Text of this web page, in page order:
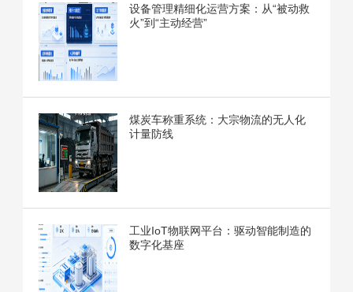
设备管理精细化运营方案：从“被动救
火”到“主动经营”
煤炭车称重系统：大宗物流的无人化
计量防线
工业IoT物联网平台：驱动智能制造的
数字化基座